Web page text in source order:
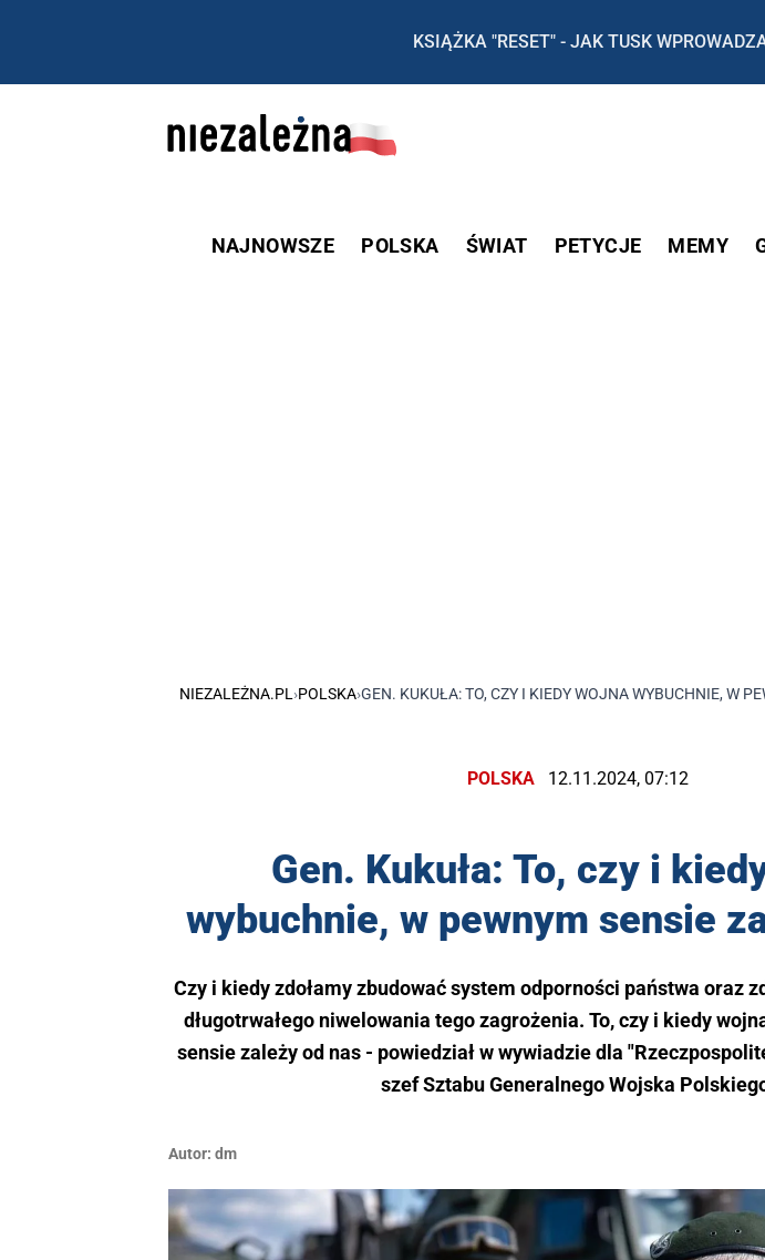
KSIĄŻKA "RESET" - JAK TUSK
NAJNOWSZE POLSKA ŚWIAT PETYCJE MEMY
NIEZALEŻNA.PL ›POLSKA›GEN. KUKUŁA: TO, CZY I KIEDY WOJNA WYBUCHNIE, W
POLSKA 12.11.2024, 07:12
Gen. Kukuła: To, czy i
wybuchnie, w pewnym sensie
Czy i kiedy zdołamy zbudować system odporności państwa oraz
długotrwałego niwelowania tego zagrożenia. To, czy i kiedy
sensie zależy od nas - powiedział w wywiadzie dla
szef Sztabu Generalnego Wojska
Autor: dm